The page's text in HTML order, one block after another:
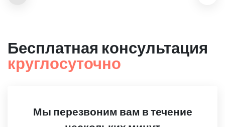
Бесплатная консультация
круглосуточно
Мы перезвоним вам в течение